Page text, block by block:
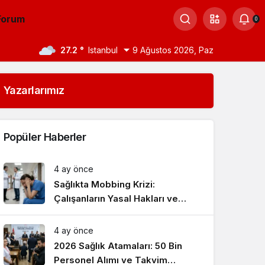
0
27.2 ° Istanbul 9 Ağustos 2026, Paz
Yazarlarımız
Popüler Haberler
4 ay önce
Sağlıkta Mobbing Krizi:
Çalışanların Yasal Hakları ve
Çözüm Yolları
4 ay önce
2026 Sağlık Atamaları: 50 Bin
Personel Alımı ve Takvim